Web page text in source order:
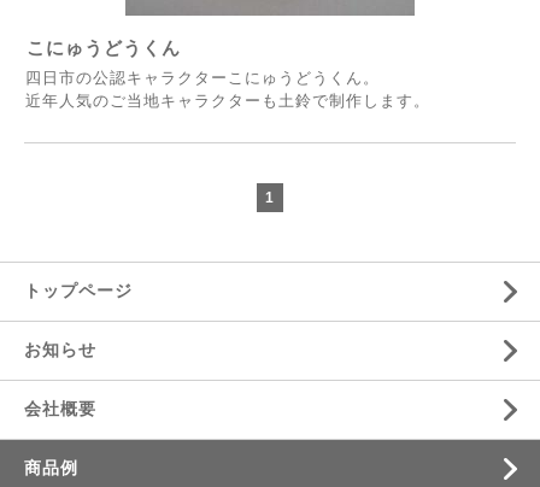
こにゅうどうくん
四日市の公認キャラクターこにゅうどうくん。
近年人気のご当地キャラクターも土鈴で制作します。
1
トップページ
お知らせ
会社概要
商品例